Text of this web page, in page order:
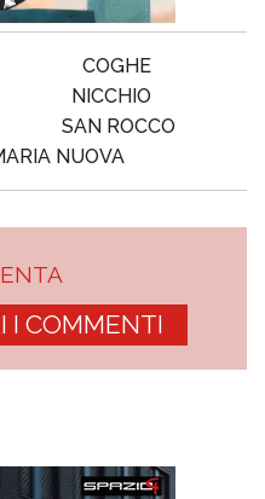
COGHE
NICCHIO
SAN ROCCO
NUOVA
I COMMENTI